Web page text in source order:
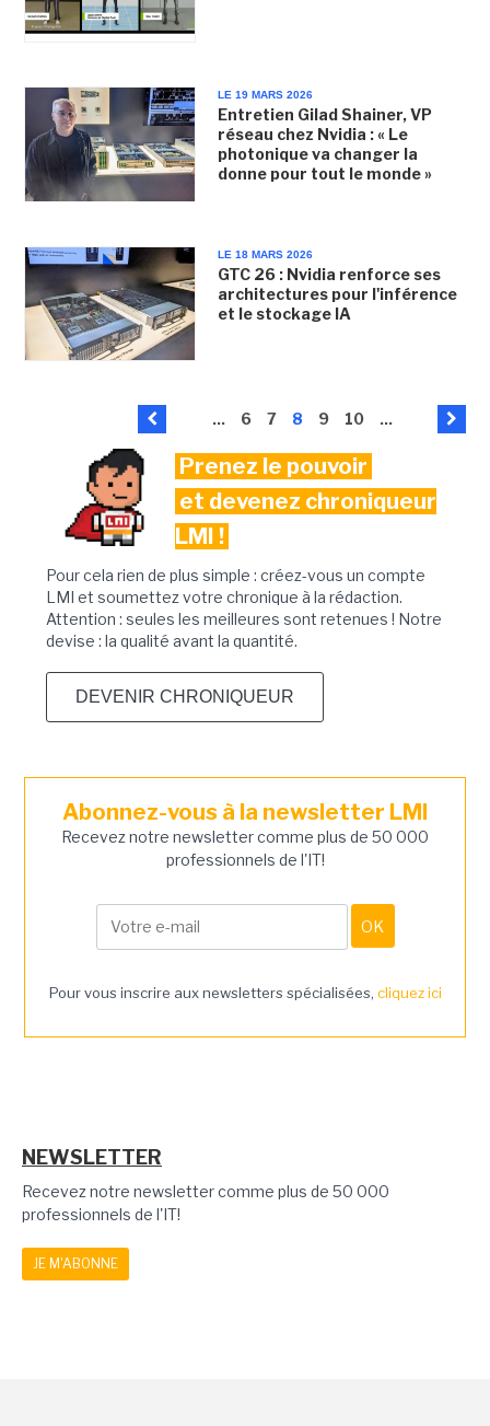
LE 19 MARS 2026
Entretien Gilad Shainer, VP
réseau chez Nvidia : « Le
photonique va changer la
donne pour tout le monde »
LE 18 MARS 2026
GTC 26 : Nvidia renforce ses
architectures pour l'inférence
et le stockage IA
... 6 7 8 9 10 ...
Prenez le pouvoir
et devenez chroniqueur
LMI !
Pour cela rien de plus simple : créez-vous un compte
LMI et soumettez votre chronique à la rédaction.
Attention : seules les meilleures sont retenues ! Notre
devise : la qualité avant la quantité.
DEVENIR CHRONIQUEUR
Abonnez-vous à la newsletter LMI
Recevez notre newsletter comme plus de 50 000
professionnels de l'IT!
Pour vous inscrire aux newsletters spécialisées, cliquez ici
NEWSLETTER
Recevez notre newsletter comme plus de 50 000
professionnels de l'IT!
JE M'ABONNE